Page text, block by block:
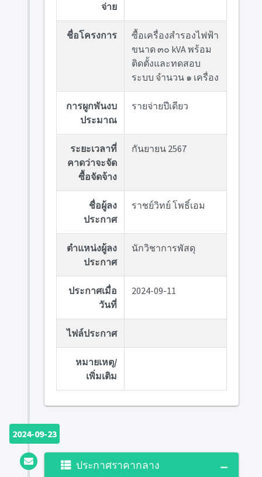
จ่าย
ชื่อโครงการ
ซื้อเครื่องสำรองไฟฟ้า
ขนาด ๓๐ kVA พร้อม
ติดตั้งและทดสอบ
ระบบ จำนวน ๑ เครื่อง
การผูกพันงบ
ประมาณ
รายจ่ายปีเดียว
ระยะเวลาที่
คาดว่าจะจัด
ซื้อจัดจ้าง
กันยายน 2567
ชื่อผู้ลง
ประกาศ
ราชย์วิทย์ โพธิ์เอม
ตำแหน่งผู้ลง
ประกาศ
นักวิชาการพัสดุ
ประกาศเมื่อ
วันที่
2024-09-11
ไฟล์ประกาศ
หมายเหตุ/
เพิ่มเติม
2024-09-23
ประกาศราคากลาง